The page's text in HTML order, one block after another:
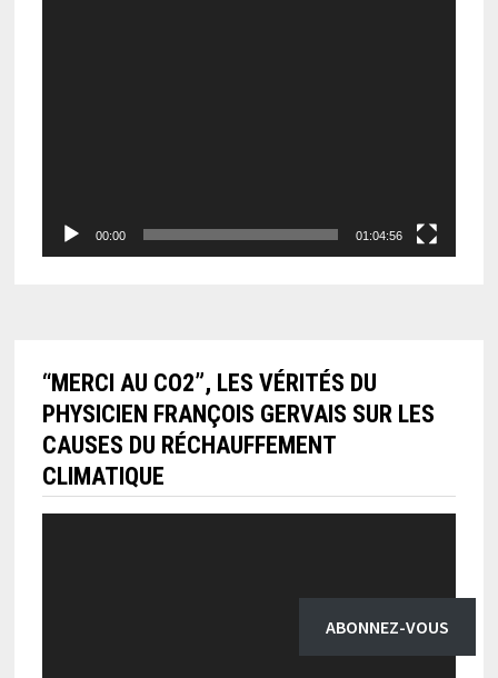
00:00 01:04:56
“MERCI AU CO2”, LES VÉRITÉS DU
PHYSICIEN FRANÇOIS GERVAIS SUR LES
CAUSES DU RÉCHAUFFEMENT
CLIMATIQUE
ABONNEZ-VOUS